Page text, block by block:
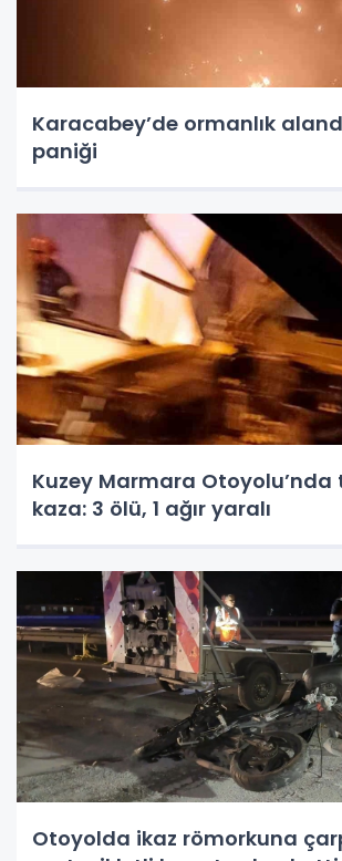
Karacabey’de ormanlık
paniği
Kuzey Marmara Otoyolu’nda
kaza: 3 ölü, 1 ağır yaralı
Otoyolda ikaz römorkuna